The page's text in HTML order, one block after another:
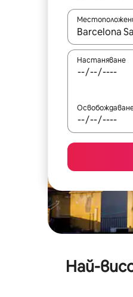
Когато
Настаняване
Най-